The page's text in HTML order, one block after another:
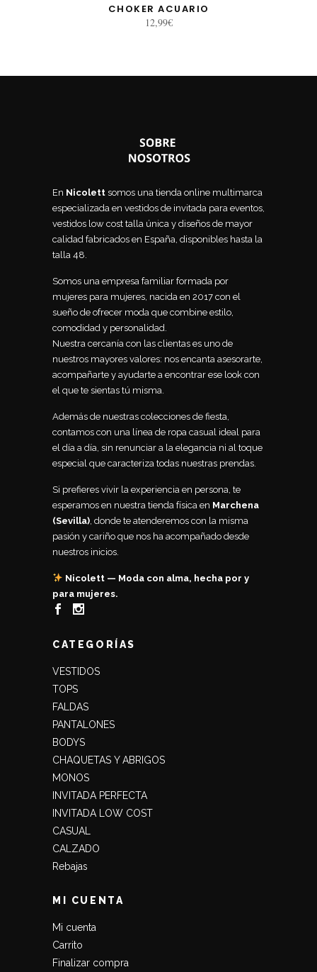
CHOKER ACUARIO
12,99€
En Nicolett somos una tienda online multimarca
especializada en vestidos de invitada para eventos,
vestidos low cost talla única y diseños de mayor
calidad fabricados en España, disponibles hasta la
talla 48.
Somos una empresa familiar formada por
mujeres para mujeres, nacida en 2017 con el
sueño de ofrecer moda que combine estilo,
comodidad y personalidad.
Nuestra cercanía con las clientas es uno de
nuestros mayores valores: nos encanta asesorarte,
acompañarte y ayudarte a encontrar ese look con
el que te sientas tú misma.
Además de nuestras colecciones de fiesta,
contamos con una línea de ropa casual ideal para
el día a día, sin renunciar a la elegancia ni al toque
especial que caracteriza todas nuestras prendas.
Si prefieres vivir la experiencia en persona, te
esperamos en nuestra tienda física en Marchena
(Sevilla) , donde te atenderemos con la misma
pasión y cariño que nos ha acompañado desde
nuestros inicios.
Nicolett — Moda con alma, hecha por y
para mujeres.
CATEGORÍAS
VESTIDOS
TOPS
FALDAS
PANTALONES
BODYS
CHAQUETAS Y ABRIGOS
MONOS
INVITADA PERFECTA
INVITADA LOW COST
CASUAL
CALZADO
Rebajas
MI CUENTA
Mi cuenta
Carrito
Finalizar compra